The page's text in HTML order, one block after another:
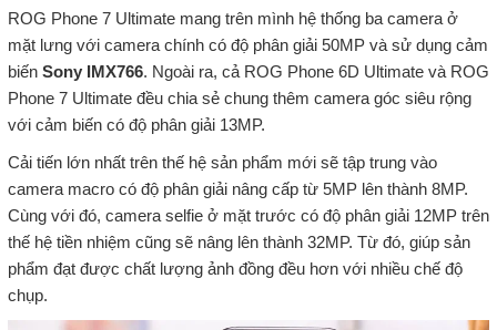
ROG Phone 7 Ultimate mang trên mình hệ thống ba camera ở
mặt lưng với camera chính có độ phân giải 50MP và sử dụng cảm
biến Sony IMX766. Ngoài ra, cả ROG Phone 6D Ultimate và ROG
Phone 7 Ultimate đều chia sẻ chung thêm camera góc siêu rộng
với cảm biến có độ phân giải 13MP.
Cải tiến lớn nhất trên thế hệ sản phẩm mới sẽ tập trung vào
camera macro có độ phân giải nâng cấp từ 5MP lên thành 8MP.
Cùng với đó, camera selfie ở mặt trước có độ phân giải 12MP trên
thế hệ tiền nhiệm cũng sẽ nâng lên thành 32MP. Từ đó, giúp sản
phẩm đạt được chất lượng ảnh đồng đều hơn với nhiều chế độ
chụp.